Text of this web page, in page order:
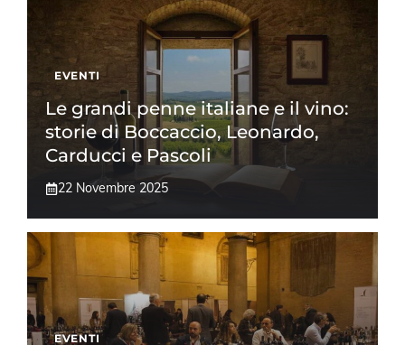
EVENTI
Le grandi penne italiane e il vino:
storie di Boccaccio, Leonardo,
Carducci e Pascoli
22 Novembre 2025
EVENTI